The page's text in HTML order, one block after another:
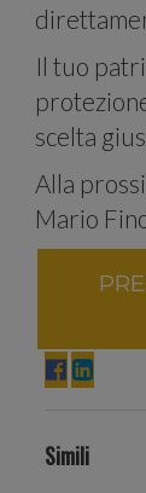
Il tuo
scelta
Alla
Mario
Simili